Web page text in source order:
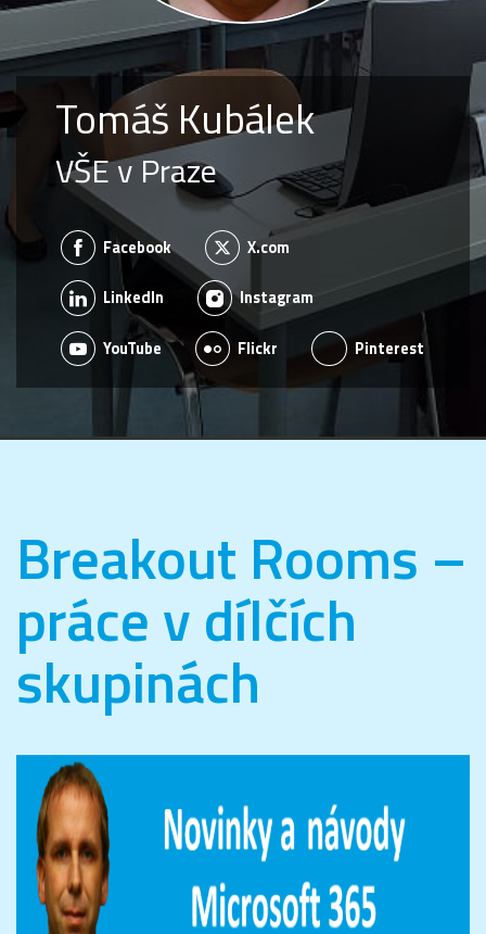
Tomáš Kubálek
VŠE v Praze
Facebook X.com
LinkedIn Instagram
YouTube Flickr Pinterest
Breakout Rooms –
práce v dílčích
skupinách